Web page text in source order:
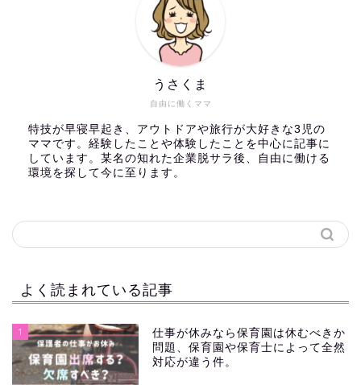
自由に働くママ
うさくま
特技が早寝早起き、アウトドアや旅行が大好きな3児の
ママです。経験したことや体験したことを中心に記事に
しています。某名の知れた企業脱サラ後、自由に働ける
環境を探して今に至ります。
よく読まれている記事
1
仕事が休みなら保育園は休むべきか
問題、保育園や保育士によって全然
対応が違う件。